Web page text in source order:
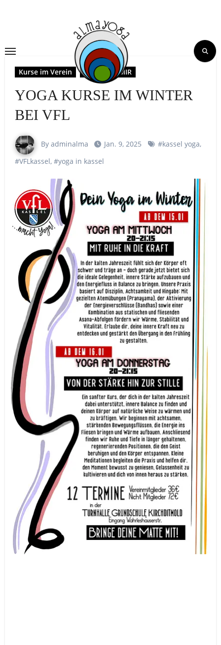
Kurse im Verein YOGA MIT MIR
YOGA KURSE IM WINTER
BEI VFL
By adminalma Jan. 9, 2025 #kassel yoga,
#VFLkassel, #yoga in kassel